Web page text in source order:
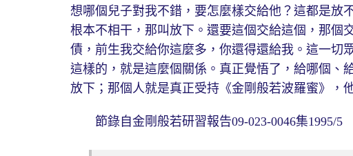
想哪個兒子對我不錯，要怎麼樣交給他？這都是放
根本不相干，那叫放下。還要這個交給這個，那個
債，前生我交給你這麼多，你還得還給我。這一切
這樣的，就是這麼個關係。真正覺悟了，給哪個、
放下；那個人就是真正受持《金剛般若波羅蜜》，
節錄自金剛般若研習報告09-023-0046集1995/5